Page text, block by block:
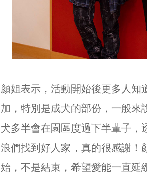
顏姐表示，活動開始後更多人知
加，特別是成犬的部份，一般來
犬多半會在園區度過下半輩子，
浪們找到好人家，真的很感謝！
始，不是結束，希望愛能一直延